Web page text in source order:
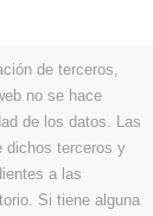
de terceros,
no se hace
de los datos. Las
dichos terceros y
a las
Si tiene alguna